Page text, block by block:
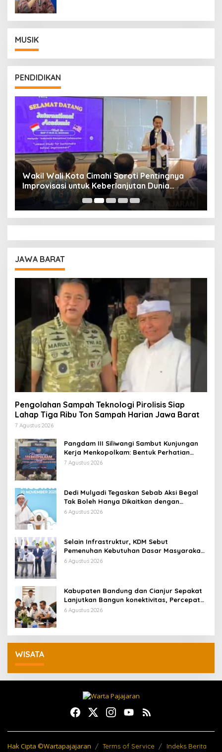
MUSIK
PENDIDIKAN
Wakil Wali Kota Cimahi Soroti Pentingnya
Improvisasi untuk Keberlanjutan Dunia
Pendidikan
JAWA BARAT
Pengolahan Sampah Teknologi Pirolisis Siap
Lahap Tiga Ribu Ton Sampah Harian Jawa Barat
7 Agustus 2026
Pangdam III Siliwangi Sambut Kunjungan
Kerja Menkopolkam: Bentuk Perhatian
Pemerintah
7 Agustus 2026
Dedi Mulyadi Tegaskan Sebab Aksi Begal
Tak Boleh Hanya Dikaitkan dengan
Ekonomi
6 Agustus 2026
Selain Infrastruktur, KDM Sebut
Pemenuhan Kebutuhan Dasar Masyarakat
Jadi Fokus APBD Jabar 2027
6 Agustus 2026
Kabupaten Bandung dan Cianjur Sepakat
Lanjutkan Bangun konektivitas, Percepat
Pertumbuhan Ekonomi Daerah
6 Agustus 2026
WISATA
Hak Cipta ©Wartapajajaran Terms of Service Indeks Berita